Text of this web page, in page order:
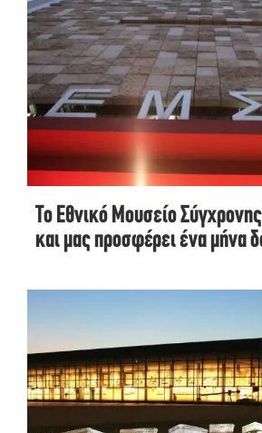
Το Εθνικό Μουσείο
και μας προσφέρει ένα μήνα